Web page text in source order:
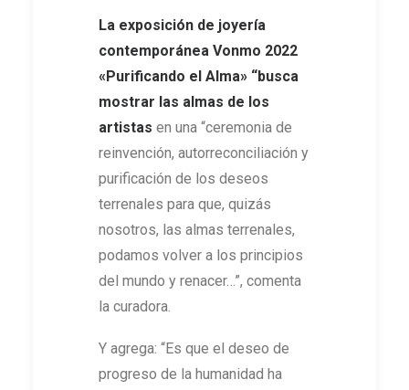
La exposición de joyería
contemporánea Vonmo 2022
«Purificando el Alma» “busca
mostrar las almas de los
artistas en una “ceremonia de
reinvención, autorreconciliación y
purificación de los deseos
terrenales para que, quizás
nosotros, las almas terrenales,
podamos volver a los principios
del mundo y renacer…”, comenta
la curadora.
Y agrega: “Es que el deseo de
progreso de la humanidad ha